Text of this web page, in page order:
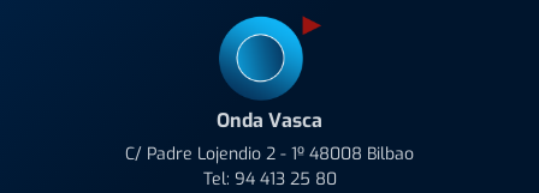
Onda Vasca
C/ Padre Lojendio 2 - 1º 48008 Bilbao
Tel: 94 413 25 80